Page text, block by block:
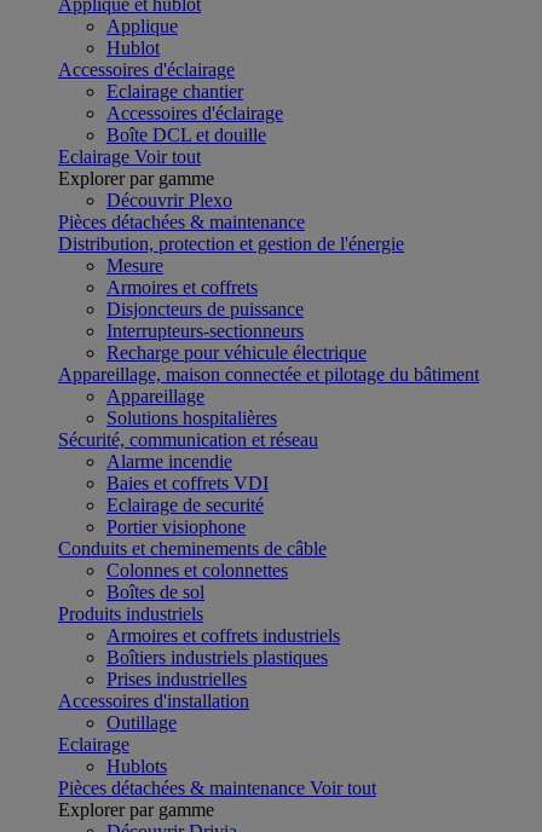
Applique et hublot
Applique
Hublot
Accessoires d'éclairage
Eclairage chantier
Accessoires d'éclairage
Boîte DCL et douille
Eclairage Voir tout
Explorer par gamme
Découvrir Plexo
Pièces détachées & maintenance
Distribution, protection et gestion de l'énergie
Mesure
Armoires et coffrets
Disjoncteurs de puissance
Interrupteurs-sectionneurs
Recharge pour véhicule électrique
Appareillage, maison connectée et pilotage du bâtiment
Appareillage
Solutions hospitalières
Sécurité, communication et réseau
Alarme incendie
Baies et coffrets VDI
Eclairage de securité
Portier visiophone
Conduits et cheminements de câble
Colonnes et colonnettes
Boîtes de sol
Produits industriels
Armoires et coffrets industriels
Boîtiers industriels plastiques
Prises industrielles
Accessoires d'installation
Outillage
Eclairage
Hublots
Pièces détachées & maintenance Voir tout
Explorer par gamme